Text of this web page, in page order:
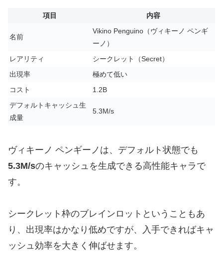
項目 内容
名前
Vikino Penguino（ヴィキーノ ペンギ
ーノ）
レアリティ
シークレット（Secret）
出現率
極めて低い
コスト
1.2B
デフォルトキャッシュ生
成量
5.3M/s
ヴィキーノ ペンギーノは、デフォルト状態でも
5.3M/sのキャッシュを生成できる高性能キャラで
す。
シークレット枠のブレインロットということもあ
り、出現率はかなり低めですが、入手できればキャ
ッシュ効率を大きく伸ばせます。